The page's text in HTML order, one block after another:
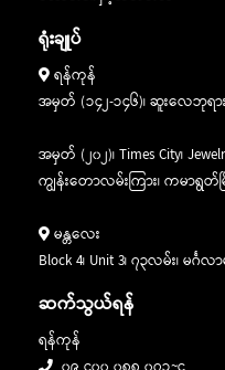
ထို့အပြင် နိုင်ငံတကာ ပ
လျှောက်လှမ်းနိုင်ရန်အတွက်
Education Consultant
ကျောင်းသား၊ ကျေ
လမ်းကြောင်းကို ချမှတ် ပ
စတင်နိုင်ပါသည်။
ထူးချွန်ကျောင်းသား၊
https://shorturl.at/AW589
GPIS မှာတော့ နိုင်
တက်ရောက်လိုသူတွေနဲ့ မြန်
ဘွဲ့များကို ရယူလိုတဲ့ ကျေ
အရေးပါတဲ့ English
Advanced English
ဘာသာရပ်တွေကို လေ့လာသ
အပြင် 𝐒𝐭𝐮𝐝𝐲 𝐒𝐤𝐢𝐥𝐥𝐬,
သင်ကြားပို့ချပေးခြင်း
NCC Education ဆိုတာဘာ
ရုံးချုပ်
ရန်ကုန်
အမှတ် (၁၄၂-၁၄၆)၊ ဆူးလေဘုရ
အမှတ် (၂၀၂)၊ Times City၊
ကျွန်းတောလမ်းကြား၊ ကမာရွ
မန္တလေး
Block 4၊ Unit 3၊ ၇၃လမ်း၊ မင်္ဂ
ဆက်သွယ်ရန်
ရန်ကုန်